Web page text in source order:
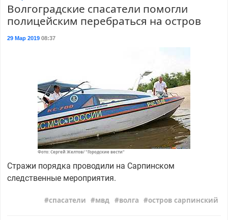
Волгоградские спасатели помогли
полицейским перебраться на остров
29 Мар 201908:37
Фото: Сергей Желтов/ "Городские вести"
Стражи порядка проводили на Сарпинском
следственные мероприятия.
спасатели мвд волга остров сарпинский